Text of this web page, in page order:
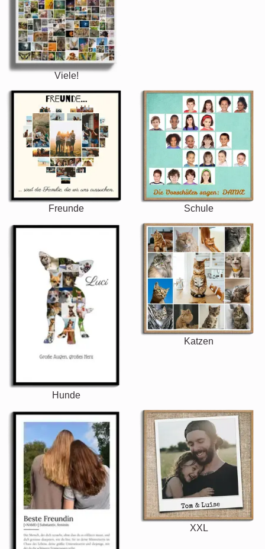
Viele!
Freunde Schule
Hunde
Katzen
XXL